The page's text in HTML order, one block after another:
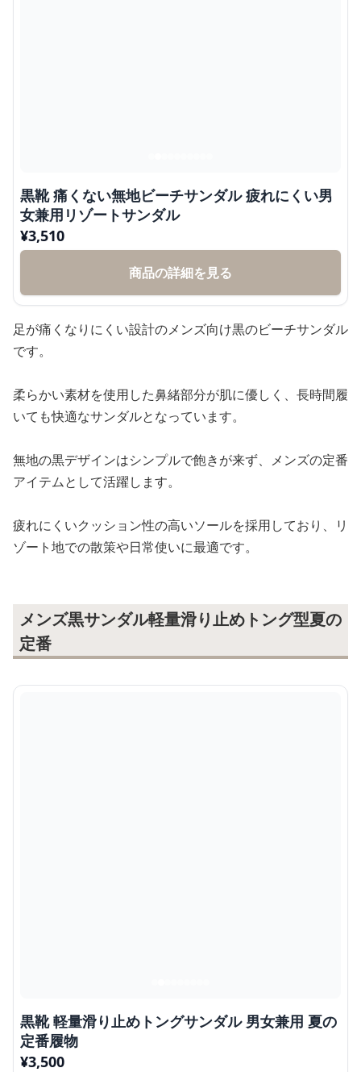
黒靴 痛くない無地ビーチサンダル 疲れにくい男
女兼用リゾートサンダル
¥3,510
商品の詳細を見る
足が痛くなりにくい設計のメンズ向け黒のビーチサンダル
です。
柔らかい素材を使用した鼻緒部分が肌に優しく、長時間履
いても快適なサンダルとなっています。
無地の黒デザインはシンプルで飽きが来ず、メンズの定番
アイテムとして活躍します。
疲れにくいクッション性の高いソールを採用しており、リ
ゾート地での散策や日常使いに最適です。
メンズ黒サンダル軽量滑り止めトング型夏の
定番
黒靴 軽量滑り止めトングサンダル 男女兼用 夏の
定番履物
¥3,500